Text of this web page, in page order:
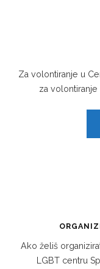
Za volontiranje u
za
Ako želiš
LGBT centru